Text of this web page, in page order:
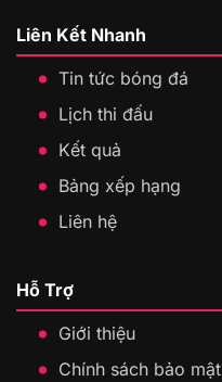
Liên Kết Nhanh
Tin tức bóng đá
Lịch thi đấu
Kết quả
Bảng xếp hạng
Liên hệ
Hỗ Trợ
Giới thiệu
Chính sách bảo mật